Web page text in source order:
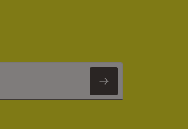
Newsletter